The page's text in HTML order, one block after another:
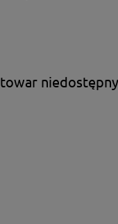
towar niedostępny